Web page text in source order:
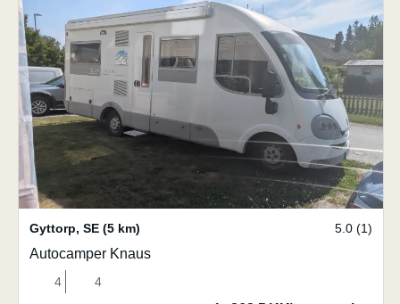
Gyttorp, SE (5 km) 5.0 (1)
Autocamper Knaus
4 4